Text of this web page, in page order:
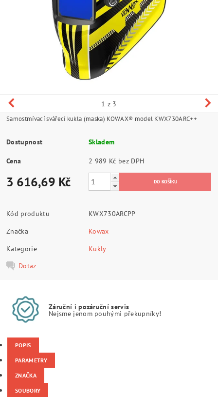
1 z 3
Samostmívací svářecí kukla (maska) KOWAX® model KWX730ARC++
Dostupnost Skladem
Cena 2 989 Kč bez DPH
3 616,69 Kč
Kód produktu
KWX730ARCPP
Značka
Kowax
Kategorie
Kukly
Dotaz
Záruční i pozáruční servis
Nejsme jenom pouhými překupníky!
POPIS
PARAMETRY
ZNAČKA
SOUBORY